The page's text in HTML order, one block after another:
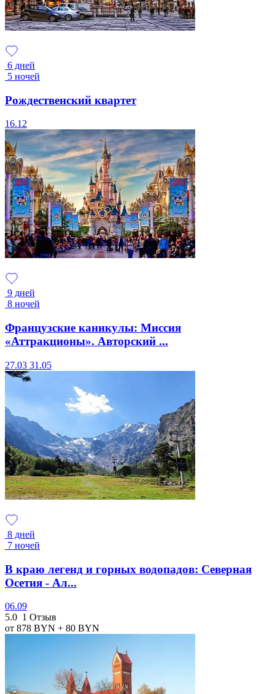
6 дней
5 ночей
Рождественский квартет
16.12
9 дней
8 ночей
Французские каникулы: Миссия
«Аттракционы». Авторский ...
27.03 31.05
8 дней
7 ночей
В краю легенд и горных водопадов: Северная
Осетия - Ал...
06.09
5.0 1 Отзыв
от 878 BYN + 80 BYN